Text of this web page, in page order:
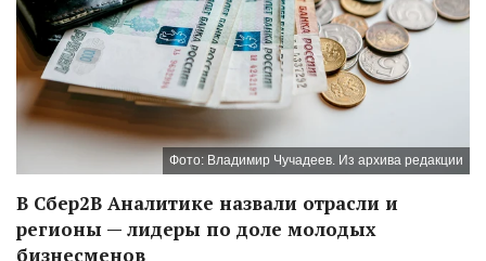
Фото: Владимир Чучадеев. Из архива редакции
В Сбер2B Аналитике назвали отрасли и
регионы — лидеры по доле молодых
бизнесменов